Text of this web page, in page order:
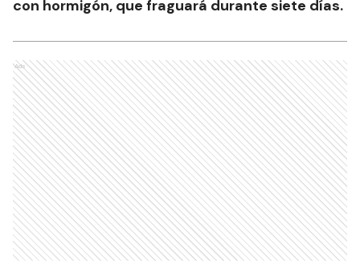
con hormigón, que fraguará durante siete días.
Ads